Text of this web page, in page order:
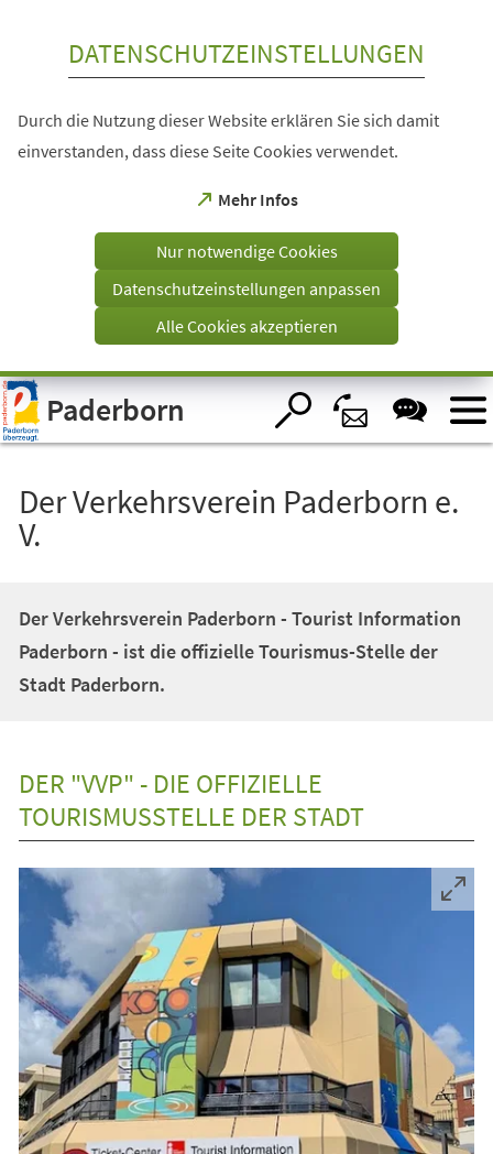
Visuelle
Assistenzsoftware
öffnen.
DATENSCHUTZEINSTELLUNGEN
Durch die Nutzung dieser Website erklären Sie sich damit
einverstanden, dass diese Seite Cookies verwendet.
Mehr Infos
(Öffnet
einem
Tab)
Nur notwendige Cookies
Datenschutzeinstellungen anpassen
Alle Cookies akzeptieren
Paderborn
Der Verkehrsverein Paderborn e.
V.
Der Verkehrsverein Paderborn - Tourist Information
Paderborn - ist die offizielle Tourismus-Stelle der
Stadt Paderborn.
DER "VVP" - DIE OFFIZIELLE
TOURISMUSSTELLE DER STADT